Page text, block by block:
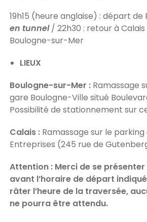
19h15 (heure anglaise) : départ
en tunnel/ 22h30 : retour à
Boulogne-sur-Mer
LIEUX
Boulogne-sur-Mer :Ramassage
gare Boulogne-Ville situé
Possibilité de stationnement sur
Calais :Ramassage sur le parking
Entreprises (245 rue de
Attention : Merci de se présenter
avant l’horaire de départ
râter l’heure de la traversée,
ne pourra être attendu.